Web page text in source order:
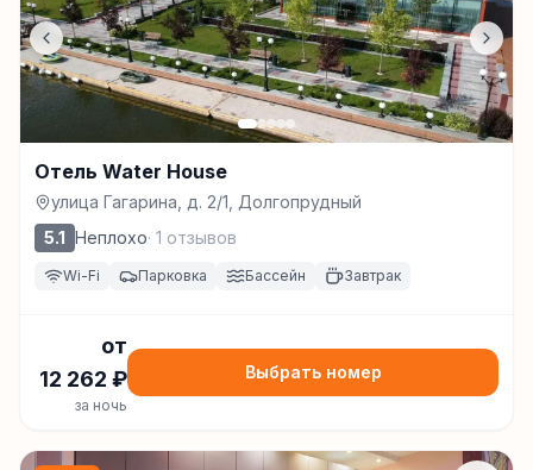
Отель Water House
улица Гагарина, д. 2/1, Долгопрудный
5.1 Неплохо· 1 отзывов
Wi-Fi Парковка Бассейн Завтрак
от
12 262 ₽
за ночь
Выбрать номер